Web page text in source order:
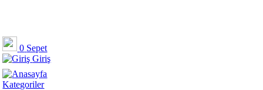
0 Sepet
Giriş
Kategoriler